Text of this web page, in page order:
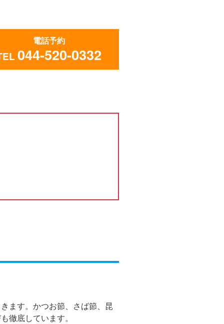
電話予約
044-520-0332
ます。かつお節、さば節、昆
徹底しています。